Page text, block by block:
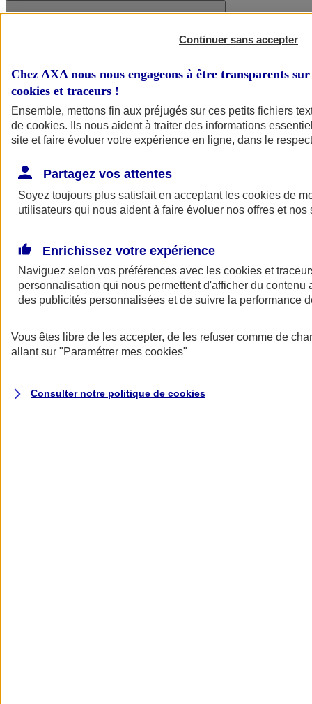
AXA Assurance
Continuer sans accepter
Chez AXA nous nous engageons à être transparents
cookies et traceurs !
Ensemble, mettons fin aux préjugés sur ces petits fichiers
de cookies. Ils nous aident à traiter des informations
site et faire évoluer votre expérience en ligne, dans le
Partagez vos attentes
Soyez toujours plus satisfait en acceptant les cookies de
utilisateurs qui nous aident à faire évoluer nos offres et nos
Enrichissez votre expérience
Naviguez selon vos préférences avec les cookies et
personnalisation qui nous permettent d'afficher du contenu
des publicités personnalisées et de suivre la performance
Vous êtes libre de les accepter, de les refuser comme de
allant sur "Paramétrer mes cookies"
Consulter notre politique de cookies